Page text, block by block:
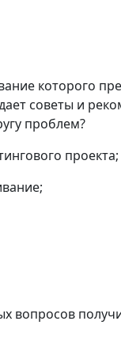
которого
советы и
проблем?
проекта;
вопросов